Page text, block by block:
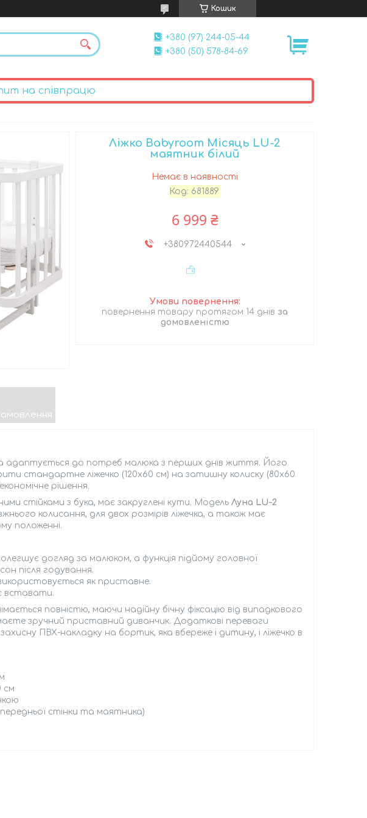
Кошик
+380 (97) 244-05-44
+380 (50) 578-84-69
на співпрацю
Ліжко Babyroom Місяць LU-2
маятник білий
Немає в наявності
Код: 681889
6 999 ₴
+380972440544
повернення товару протягом 14 днів за
домовленістю
адаптується до потреб малюка з перших днів життя. Його
стандартне ліжечко (120x60 см) на затишну колиску (80x60
рішення.
стійками з бука, має закруглені кути. Модель Луна LU-2
колисання, для двох розмірів ліжечка, а також має
положенні.
догляд за малюком, а функція підйому головної
після годування.
як приставне.
вставати.
повністю, маючи надійну бічну фіксацію від випадкового
зручний приставний диванчик. Додаткові переваги
ПВХ-накладку на бортик, яка вбереже і дитину, і ліжечко в
см
стінки та маятника)